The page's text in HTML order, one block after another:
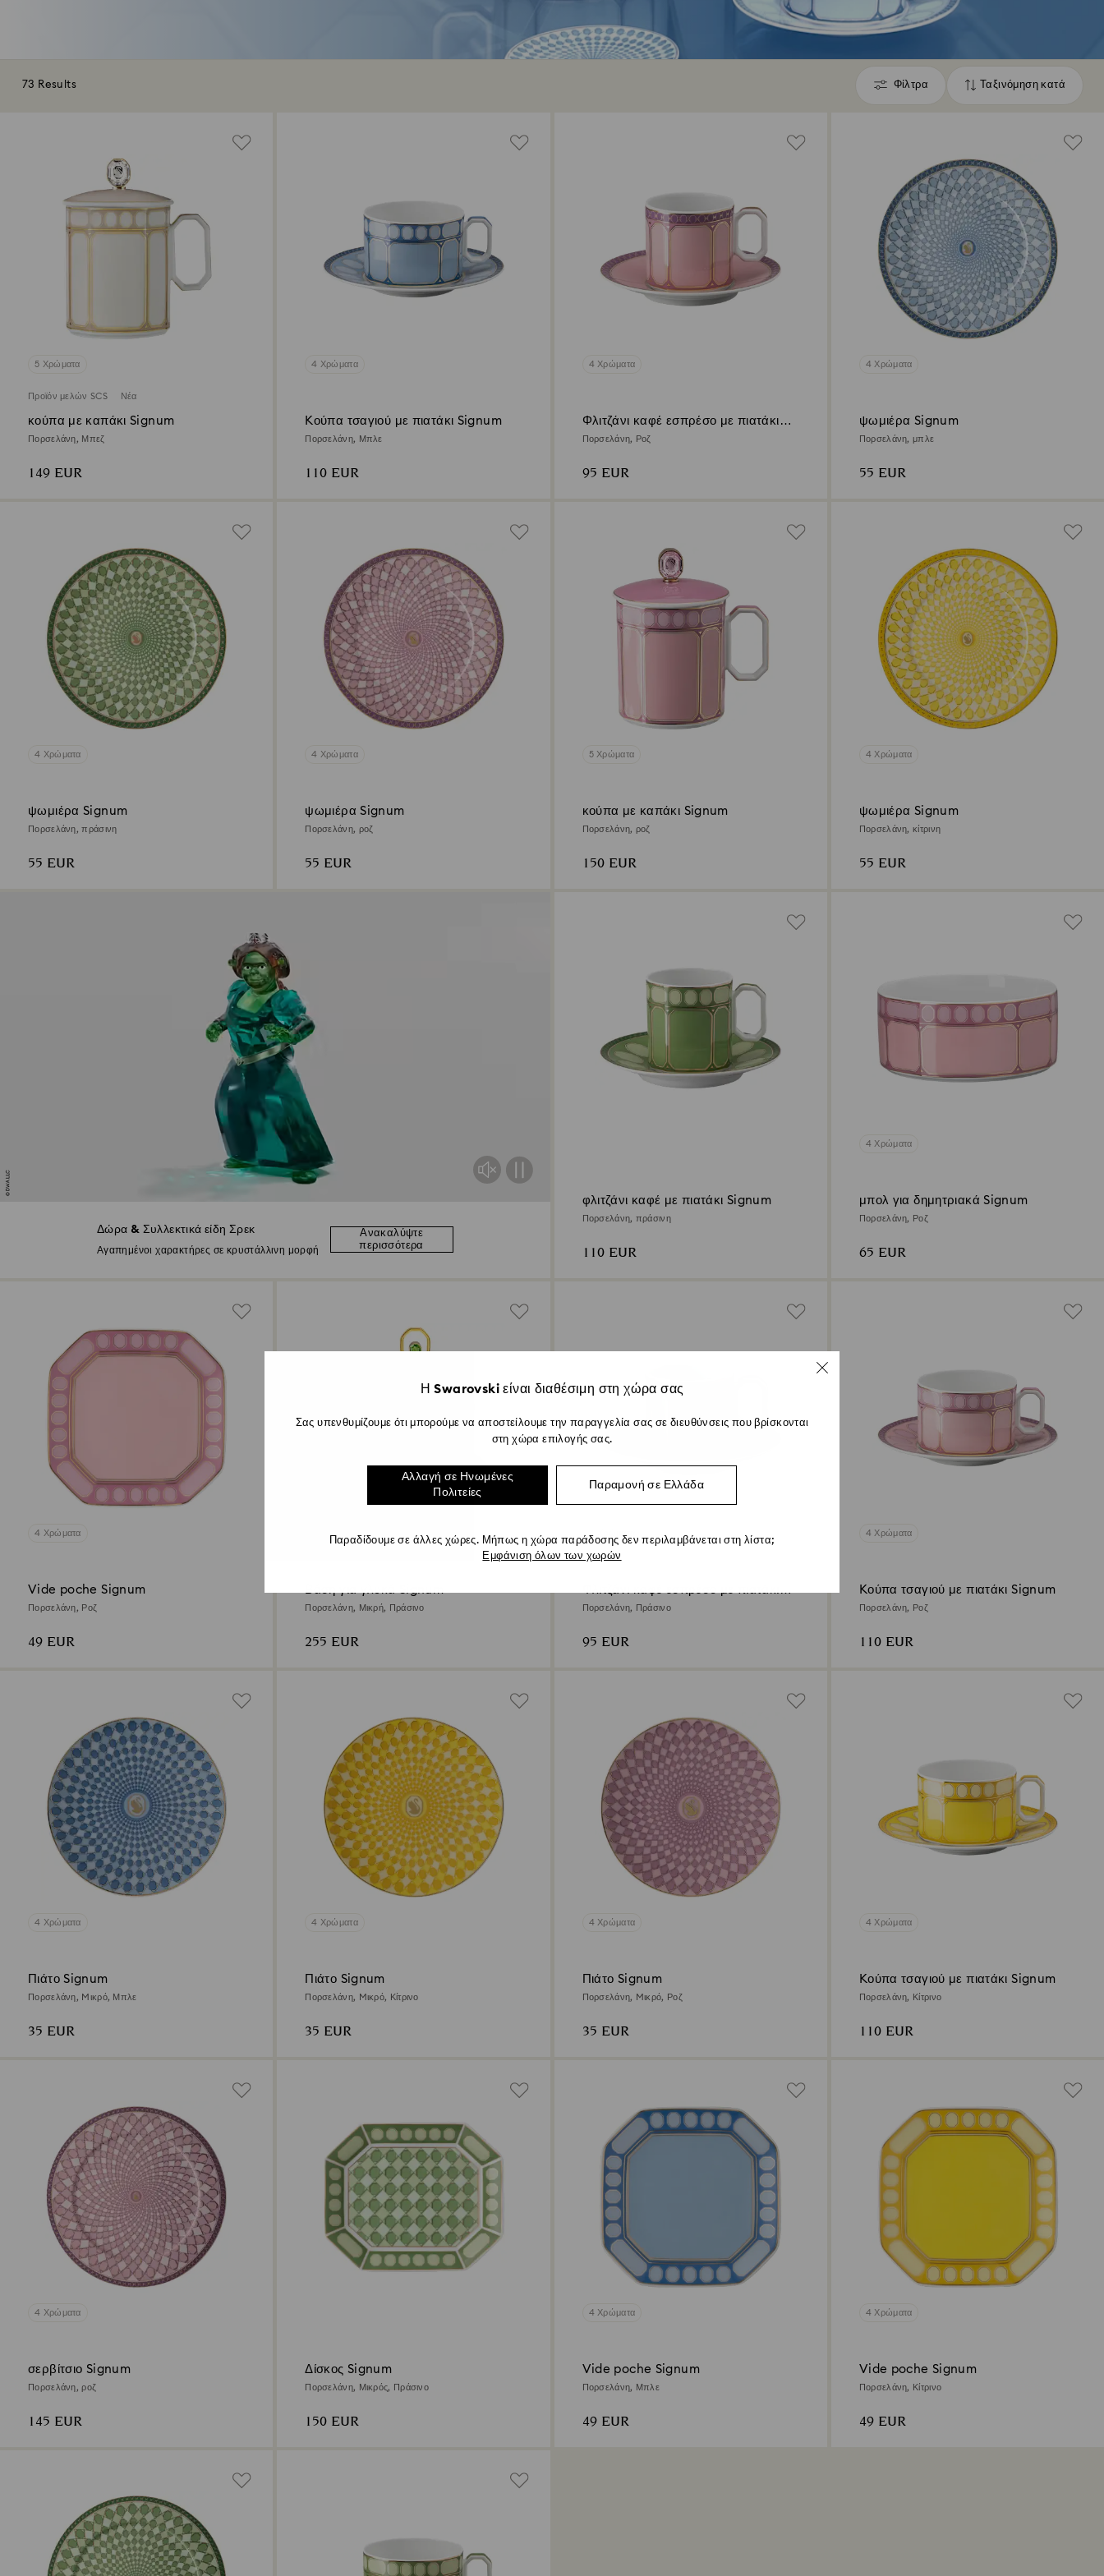
73 Results Φίλτρα
Φίλτρα Ταξινόμηση κατά
Ταξινόμηση
Δώρα & Συλλεκτικά είδη Σρεκ
Αγαπημένοι χαρακτήρες σε κρυστάλλινη μορφή
Ανακαλύψτε
περισσότερα
5 Χρώματα
Προϊόν μελών SCS Νέα
κούπα με καπάκι Signum
Πορσελάνη, Μπεζ
149 EUR
4 Χρώματα
Kούπα τσαγιού με πιατάκι Signum
Πορσελάνη, Μπλε
110 EUR
4 Χρώματα
Φλιτζάνι καφέ εσπρέσο με πιατάκι
Signum
Πορσελάνη, Ροζ
95 EUR
4 Χρώματα
ψωμιέρα Signum
Πορσελάνη, μπλε
55 EUR
4 Χρώματα
ψωμιέρα Signum
Πορσελάνη, πράσινη
55 EUR
4 Χρώματα
ψωμιέρα Signum
Πορσελάνη, ροζ
55 EUR
5 Χρώματα
κούπα με καπάκι Signum
Πορσελάνη, ροζ
150 EUR
4 Χρώματα
ψωμιέρα Signum
Πορσελάνη, κίτρινη
55 EUR
φλιτζάνι καφέ με πιατάκι Signum
Πορσελάνη, πράσινη
110 EUR
4 Χρώματα
μπολ για δημητριακά Signum
Πορσελάνη, Ροζ
65 EUR
4 Χρώματα
Vide poche Signum
Πορσελάνη, Ροζ
49 EUR
Βάση για γλυκά Signum
Πορσελάνη, Μικρή, Πράσινο
255 EUR
Φλιτζάνι καφέ εσπρέσο με πιατάκι
Signum
Πορσελάνη, Πράσινο
95 EUR
4 Χρώματα
Kούπα τσαγιού με πιατάκι Signum
Πορσελάνη, Ροζ
110 EUR
4 Χρώματα
Πιάτο Signum
Πορσελάνη, Mικρό, Μπλε
35 EUR
4 Χρώματα
Πιάτο Signum
Πορσελάνη, Mικρό, Κίτρινο
35 EUR
4 Χρώματα
Πιάτο Signum
Πορσελάνη, Mικρό, Ροζ
35 EUR
4 Χρώματα
Kούπα τσαγιού με πιατάκι Signum
Πορσελάνη, Κίτρινο
110 EUR
4 Χρώματα
σερβίτσιο Signum
Πορσελάνη, ροζ
145 EUR
Δίσκος Signum
Πορσελάνη, Μικρός, Πράσινο
150 EUR
4 Χρώματα
Vide poche Signum
Πορσελάνη, Μπλε
49 EUR
4 Χρώματα
Vide poche Signum
Πορσελάνη, Κίτρινο
49 EUR
Η Swarovski είναι διαθέσιμη στη χώρα σας
Σας υπενθυμίζουμε ότι μπορούμε να αποστείλουμε την παραγγελία σας σε διευθύνσεις που βρίσκονται
στη χώρα επιλογής σας.
Αλλαγή σε Ηνωμένες
Πολιτείες
Παραμονή σε Ελλάδα
Παραδίδουμε σε άλλες χώρες. Μήπως η χώρα παράδοσης δεν περιλαμβάνεται στη λίστα;
Εμφάνιση όλων των χωρών